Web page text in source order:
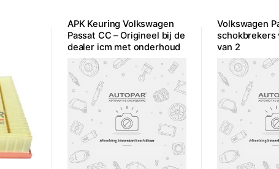
APK Keuring Volkswagen
Passat CC – Origineel bij de
dealer icm met onderhoud
Volkswagen
schokbrekers
van 2